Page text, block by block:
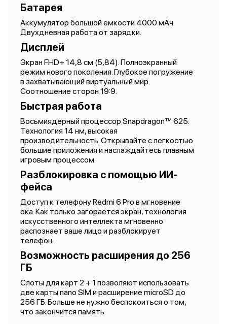
Батарея
Аккумулятор большой емкости 4000 мАч.
Двухдневная работа от зарядки.
Дисплей
Экран FHD+ 14,8 см (5,84). Полноэкранный
режим нового поколения. Глубокое погружение
в захватывающий виртуальный мир.
Соотношение сторон 19:9.
Быстрая работа
Восьмиядерный процессор Snapdragon™ 625.
Технология 14 нм, высокая
производительность. Открывайте с легкостью
большие приложения и наслаждайтесь плавным
игровым процессом.
Разблокировка с помощью ИИ-
фейса
Доступ к телефону Redmi 6 Pro в мгновение
ока. Как только загорается экран, технология
искусственного интеллекта мгновенно
распознает ваше лицо и разблокирует
телефон.
Возможность расширения до 256
ГБ
Слоты для карт 2 + 1 позволяют использовать
две карты nano SIM и расширение microSD до
256 ГБ. Больше не нужно беспокоиться о том,
что закончится память.